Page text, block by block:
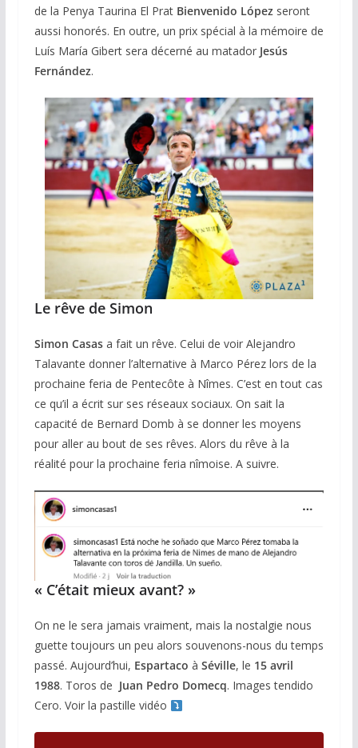
de la Penya Taurina El Prat Bienvenido López seront
aussi honorés. En outre, un prix spécial à la mémoire de
Luís María Gibert sera décerné au matadorJesús
Fernández.
Le rêve de Simon
Simon Casasa fait un rêve. Celui de voir Alejandro
Talavante donner l’alternative à Marco Pérez lors de la
prochaine feria de Pentecôte à Nîmes. C’est en tout cas
ce qu’il a écrit sur ses réseaux sociaux. On sait la
capacité de Bernard Domb à se donner les moyens
pour aller au bout de ses rêves. Alors du rêve à la
réalité pour la prochaine feria nîmoise. A suivre.
« C’était mieux avant? »
On ne le sera jamais vraiment, mais la nostalgie nous
guette toujours un peu alors souvenons-nous du temps
passé. Aujourd’hui, Espartaco à Séville, le 15 avril
1988. Toros de Juan Pedro Domecq. Images tendido
Cero. Voir la pastille vidéo